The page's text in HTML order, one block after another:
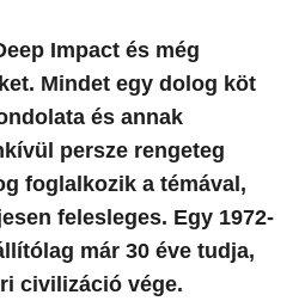
Impact és még
Mindet egy dolog köt
és annak
persze rengeteg
foglalkozik a témával,
felesleges. Egy 1972-
már 30 éve tudja,
civilizáció vége.